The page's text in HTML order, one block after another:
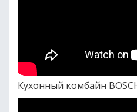
Кухонный комбайн